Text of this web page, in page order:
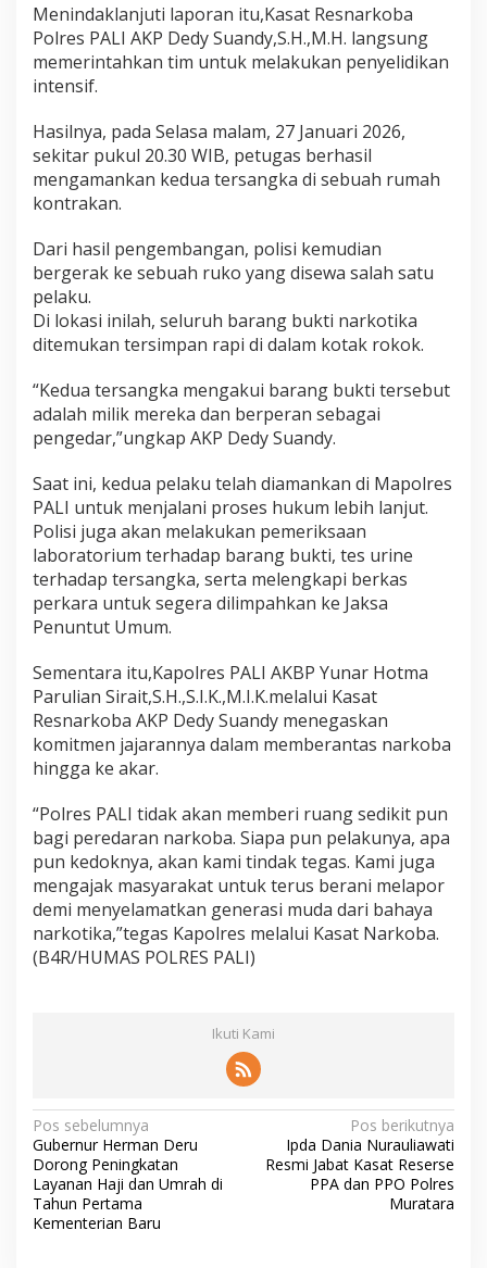
Menindaklanjuti laporan itu,Kasat Resnarkoba
Polres PALI AKP Dedy Suandy,S.H.,M.H. langsung
memerintahkan tim untuk melakukan penyelidikan
intensif.
Hasilnya, pada Selasa malam, 27 Januari 2026,
sekitar pukul 20.30 WIB, petugas berhasil
mengamankan kedua tersangka di sebuah rumah
kontrakan.
Dari hasil pengembangan, polisi kemudian
bergerak ke sebuah ruko yang disewa salah satu
pelaku.
Di lokasi inilah, seluruh barang bukti narkotika
ditemukan tersimpan rapi di dalam kotak rokok.
“Kedua tersangka mengakui barang bukti tersebut
adalah milik mereka dan berperan sebagai
pengedar,”ungkap AKP Dedy Suandy.
Saat ini, kedua pelaku telah diamankan di Mapolres
PALI untuk menjalani proses hukum lebih lanjut.
Polisi juga akan melakukan pemeriksaan
laboratorium terhadap barang bukti, tes urine
terhadap tersangka, serta melengkapi berkas
perkara untuk segera dilimpahkan ke Jaksa
Penuntut Umum.
Sementara itu,Kapolres PALI AKBP Yunar Hotma
Parulian Sirait,S.H.,S.I.K.,M.I.K.melalui Kasat
Resnarkoba AKP Dedy Suandy menegaskan
komitmen jajarannya dalam memberantas narkoba
hingga ke akar.
“Polres PALI tidak akan memberi ruang sedikit pun
bagi peredaran narkoba. Siapa pun pelakunya, apa
pun kedoknya, akan kami tindak tegas. Kami juga
mengajak masyarakat untuk terus berani melapor
demi menyelamatkan generasi muda dari bahaya
narkotika,”tegas Kapolres melalui Kasat Narkoba.
(B4R/HUMAS POLRES PALI)
Ikuti Kami
N
a
v
i
Pos sebelumnya
Gubernur Herman Deru
Dorong Peningkatan
Layanan Haji dan Umrah di
Tahun Pertama
Kementerian Baru
Pos berikutnya
Ipda Dania Nurauliawati
Resmi Jabat Kasat Reserse
PPA dan PPO Polres
Muratara